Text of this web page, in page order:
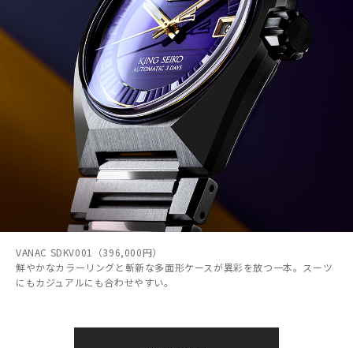
VANAC SDKV001（396,000円）
鮮やかなカラーリングと斬新な多面形ケースが異彩を放つ一本。スーツ
にもカジュアルにも合わせやすい。